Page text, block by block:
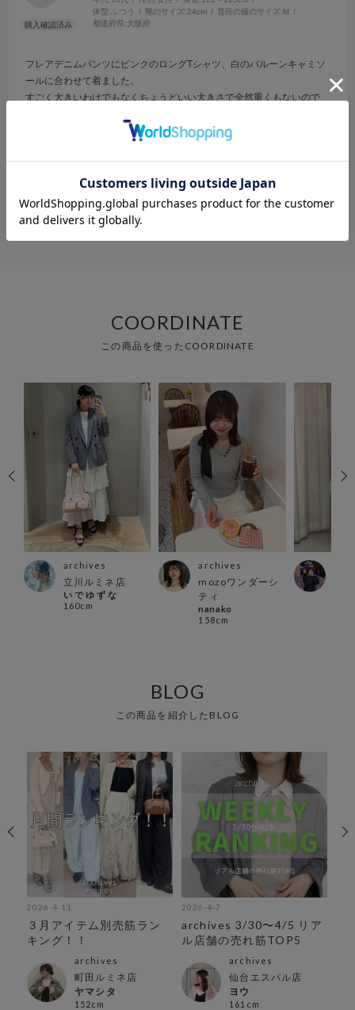
体型: ふつう 靴のサイズ:24cm 普段の服のサイズ:M
都道府県:大阪府
フレアデニムパンツにピンクのロングTシャツ、白のバルーンキャミソ
ールに合わせて着ました。
すごく大きいわけでもなくちょうどいい大きさで全然重くもないので
参考になった 0
COORDINATE
この商品を使ったCOORDINATE
archives
立川ルミネ店
い で ゆ ず な
160cm
archives
mozoワンダーシ
ティ
nanako
158cm
BLOG
この商品を紹介したBLOG
2026-4-11
３月アイテム別売筋ラン
キング！！
archives
町田ルミネ店
ヤマシタ
152cm
2026-4-7
archives 3/30〜4/5 リア
ル店舗の売れ筋TOP5
archives
仙台エスパル店
ヨウ
161cm